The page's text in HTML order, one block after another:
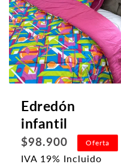
Edredón
infantil
Precio
habitual
$98.900 Oferta
IVA 19% Incluido